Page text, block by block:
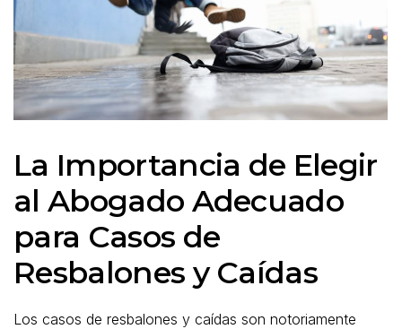
La Importancia de Elegir
al Abogado Adecuado
para Casos de
Resbalones y Caídas
Los casos de resbalones y caídas son notoriamente